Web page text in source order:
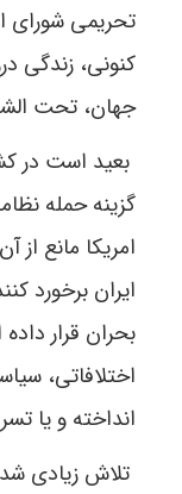
تحریمی شورای
کنونی، زندگی
جهان، تحت
بعید است در
گزینه حمله
امریکا مانع از
ایران برخورد
بحران قرار
اختلافاتی،
انداخته و یا
تلاش زیادی شد